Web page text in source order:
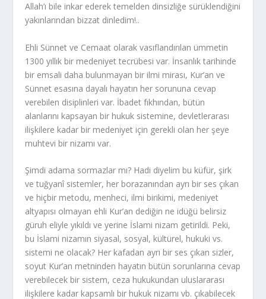
Allah’ı bile inkar ederek temelden dinsizliğe sürüklendiğini
yakınlarından bizzat dinledim!..
Ehli Sünnet ve Cemaat olarak vasıflandırılan ümmetin
1300 yıllık bir medeniyet tecrübesi var. İnsanlık tarihinde
bir emsali daha bulunmayan bir ilmi mirası, Kur’an ve
Sünnet esasına dayalı hayatın her sorununa cevap
verebilen disiplinleri var. İbadet fıkhından, bütün
alanlarını kapsayan bir hukuk sistemine, devletlerarası
ilişkilere kadar bir medeniyet için gerekli olan her şeye
muhtevi bir nizamı var.
Şimdi adama sormazlar mı? Hadi diyelim bu küfür, şirk
ve tuğyanî sistemler, her borazanından ayrı bir ses çıkan
ve hiçbir metodu, menheci, ilmi birikimi, medeniyet
altyapısı olmayan ehli Kur’an dediğin ne idüğü belirsiz
güruh eliyle yıkıldı ve yerine İslami nizam getirildi. Peki,
bu İslami nizamın siyasal, sosyal, kültürel, hukuki vs.
sistemi ne olacak? Her kafadan ayrı bir ses çıkan sizler,
soyut Kur’an metninden hayatın bütün sorunlarına cevap
verebilecek bir sistem, ceza hukukundan uluslararası
ilişkilere kadar kapsamlı bir hukuk nizamı vb. çıkabilecek